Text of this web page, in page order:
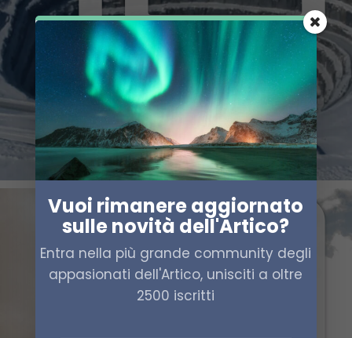
Vuoi rimanere aggiornato
sulle novità dell'Artico?
Entra nella più grande community degli
appasionati dell'Artico, unisciti a oltre
2500 iscritti